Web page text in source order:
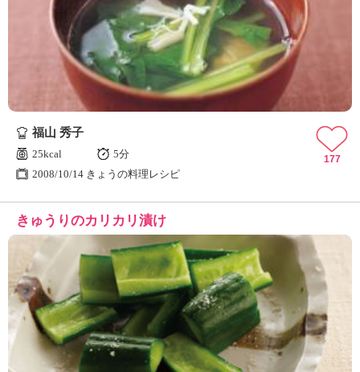
福山 秀子
25kcal
5分
2008/10/14 きょうの料理レシピ
177
きゅうりのカリカリ漬け